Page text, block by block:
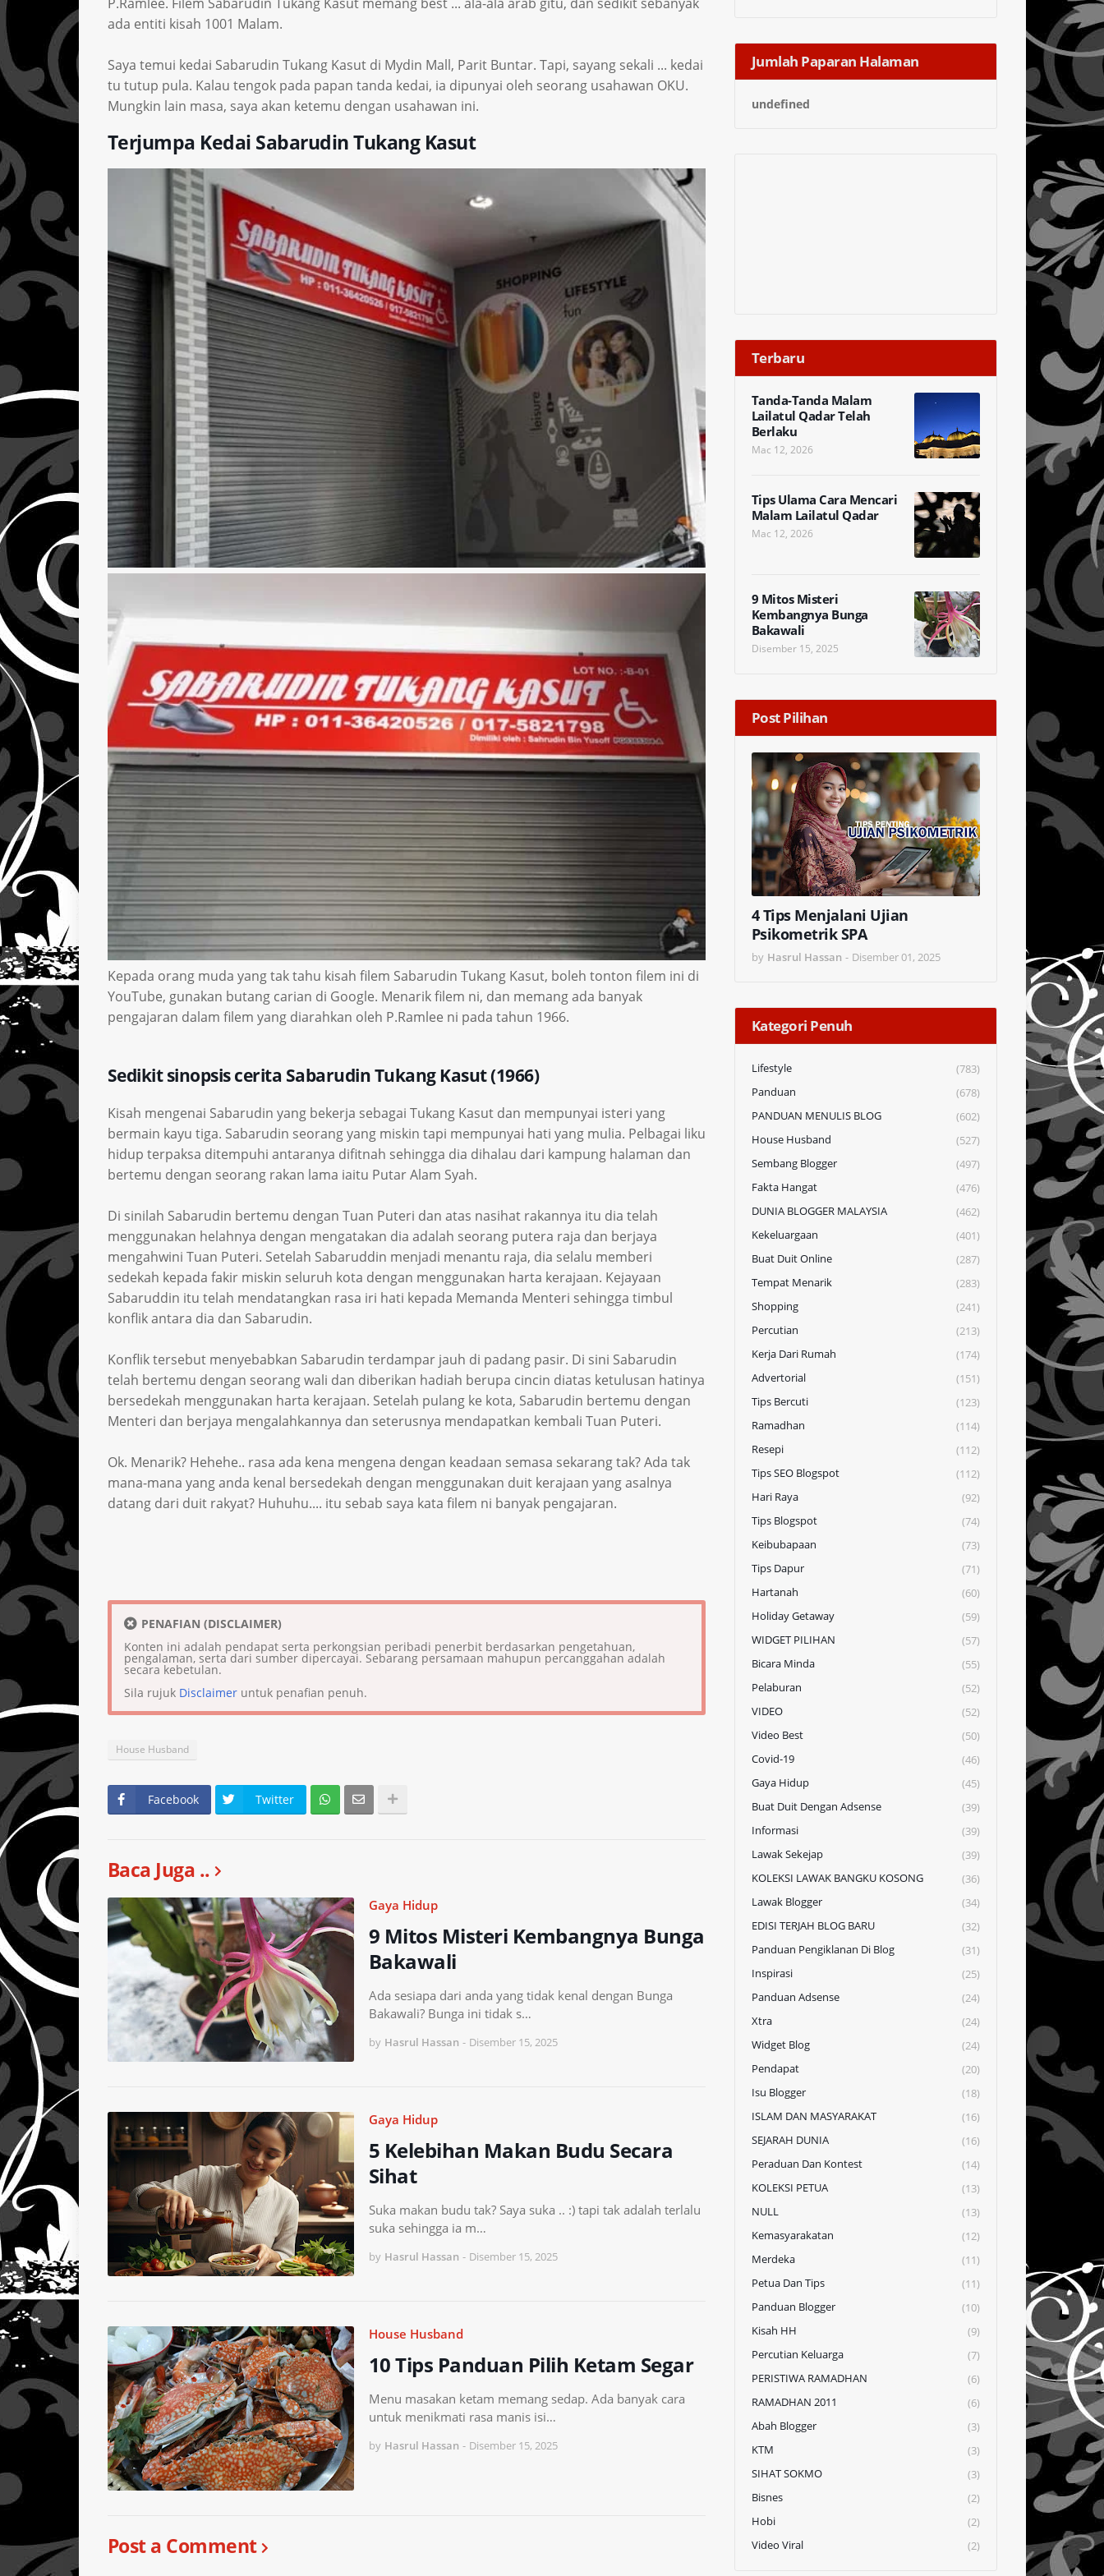
ada entiti kisah 1001 Malam.
Saya temui kedai Sabarudin Tukang Kasut di Mydin Mall, Parit Buntar. Tapi, sayang sekali ... kedai
tu tutup pula. Kalau tengok pada papan tanda kedai, ia dipunyai oleh seorang usahawan OKU.
Mungkin lain masa, saya akan ketemu dengan usahawan ini.
Terjumpa Kedai Sabarudin Tukang Kasut
Kepada orang muda yang tak tahu kisah filem Sabarudin Tukang Kasut, boleh tonton filem ini di
YouTube, gunakan butang carian di Google. Menarik filem ni, dan memang ada banyak
pengajaran dalam filem yang diarahkan oleh P.Ramlee ni pada tahun 1966.
Sedikit sinopsis cerita Sabarudin Tukang Kasut (1966)
Kisah mengenai Sabarudin yang bekerja sebagai Tukang Kasut dan mempunyai isteri yang
bermain kayu tiga. Sabarudin seorang yang miskin tapi mempunyai hati yang mulia. Pelbagai liku
hidup terpaksa ditempuhi antaranya difitnah sehingga dia dihalau dari kampung halaman dan
bertemu dengan seorang rakan lama iaitu Putar Alam Syah.
Di sinilah Sabarudin bertemu dengan Tuan Puteri dan atas nasihat rakannya itu dia telah
menggunakan helahnya dengan mengatakan dia adalah seorang putera raja dan berjaya
mengahwini Tuan Puteri. Setelah Sabaruddin menjadi menantu raja, dia selalu memberi
sedekah kepada fakir miskin seluruh kota dengan menggunakan harta kerajaan. Kejayaan
Sabaruddin itu telah mendatangkan rasa iri hati kepada Memanda Menteri sehingga timbul
konflik antara dia dan Sabarudin.
Konflik tersebut menyebabkan Sabarudin terdampar jauh di padang pasir. Di sini Sabarudin
telah bertemu dengan seorang wali dan diberikan hadiah berupa cincin diatas ketulusan hatinya
bersedekah menggunakan harta kerajaan. Setelah pulang ke kota, Sabarudin bertemu dengan
Menteri dan berjaya mengalahkannya dan seterusnya mendapatkan kembali Tuan Puteri.
Ok. Menarik? Hehehe.. rasa ada kena mengena dengan keadaan semasa sekarang tak? Ada tak
mana-mana yang anda kenal bersedekah dengan menggunakan duit kerajaan yang asalnya
datang dari duit rakyat? Huhuhu.... itu sebab saya kata filem ni banyak pengajaran.
PENAFIAN (DISCLAIMER)
Konten ini adalah pendapat serta perkongsian peribadi penerbit berdasarkan pengetahuan,
pengalaman, serta dari sumber dipercayai. Sebarang persamaan mahupun percanggahan adalah
secara kebetulan.
Sila rujuk Disclaimeruntuk penafian penuh.
House Husband
Facebook Twitter
Baca Juga ..
Gaya Hidup
9 Mitos Misteri Kembangnya Bunga
Bakawali
Ada sesiapa dari anda yang tidak kenal dengan Bunga
Bakawali? Bunga ini tidak s…
by Hasrul Hassan - Disember 15, 2025
Gaya Hidup
5 Kelebihan Makan Budu Secara
Sihat
Suka makan budu tak? Saya suka .. :) tapi tak adalah terlalu
suka sehingga ia m…
by Hasrul Hassan - Disember 15, 2025
House Husband
10 Tips Panduan Pilih Ketam Segar
Menu masakan ketam memang sedap. Ada banyak cara
untuk menikmati rasa manis isi…
by Hasrul Hassan - Disember 15, 2025
Post a Comment
Jumlah Paparan Halaman
undefned
Terbaru
Tanda-Tanda Malam
Lailatul Qadar Telah
Berlaku
Mac 12, 2026
Tips Ulama Cara Mencari
Malam Lailatul Qadar
Mac 12, 2026
9 Mitos Misteri
Kembangnya Bunga
Bakawali
Disember 15, 2025
Post Pilihan
4 Tips Menjalani Ujian
Psikometrik SPA
by Hasrul Hassan - Disember 01, 2025
Kategori Penuh
Lifestyle
(783)
Panduan
(678)
PANDUAN MENULIS BLOG
(602)
House Husband
(527)
Sembang Blogger
(497)
Fakta Hangat
(476)
DUNIA BLOGGER MALAYSIA
(462)
Kekeluargaan
(401)
Buat Duit Online
(287)
Tempat Menarik
(283)
Shopping
(241)
Percutian
(213)
Kerja Dari Rumah
(174)
Advertorial
(151)
Tips Bercuti
(123)
Ramadhan
(114)
Resepi
(112)
Tips SEO Blogspot
(112)
Hari Raya
(92)
Tips Blogspot
(74)
Keibubapaan
(73)
Tips Dapur
(71)
Hartanah
(60)
Holiday Getaway
(59)
WIDGET PILIHAN
(57)
Bicara Minda
(55)
Pelaburan
(52)
VIDEO
(52)
Video Best
(50)
Covid-19
(46)
Gaya Hidup
(45)
Buat Duit Dengan Adsense
(39)
Informasi
(39)
Lawak Sekejap
(39)
KOLEKSI LAWAK BANGKU KOSONG
(36)
Lawak Blogger
(34)
EDISI TERJAH BLOG BARU
(32)
Panduan Pengiklanan Di Blog
(31)
Inspirasi
(25)
Panduan Adsense
(24)
Xtra
(24)
Widget Blog
(24)
Pendapat
(20)
Isu Blogger
(18)
ISLAM DAN MASYARAKAT
(16)
SEJARAH DUNIA
(16)
Peraduan Dan Kontest
(14)
KOLEKSI PETUA
(13)
NULL
(13)
Kemasyarakatan
(12)
Merdeka
(11)
Petua Dan Tips
(11)
Panduan Blogger
(10)
Kisah HH
(9)
Percutian Keluarga
(7)
PERISTIWA RAMADHAN
(6)
RAMADHAN 2011
(6)
Abah Blogger
(3)
KTM
(3)
SIHAT SOKMO
(3)
Bisnes
(2)
Hobi
(2)
Video Viral
(2)